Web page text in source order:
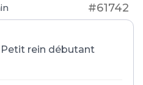
#61742
Petit rein débutant